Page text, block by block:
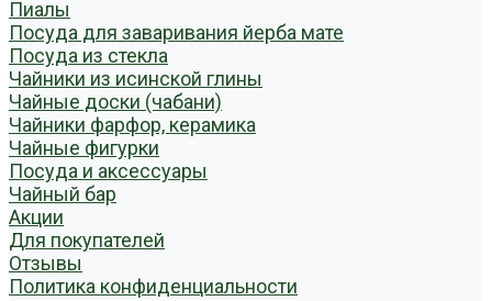
Пиалы
Посуда для заваривания йерба мате
Посуда из стекла
Чайники из исинской глины
Чайные доски (чабани)
Чайники фарфор, керамика
Чайные фигурки
Посуда и аксессуары
Чайный бар
Акции
Для покупателей
Отзывы
Политика конфиденциальности